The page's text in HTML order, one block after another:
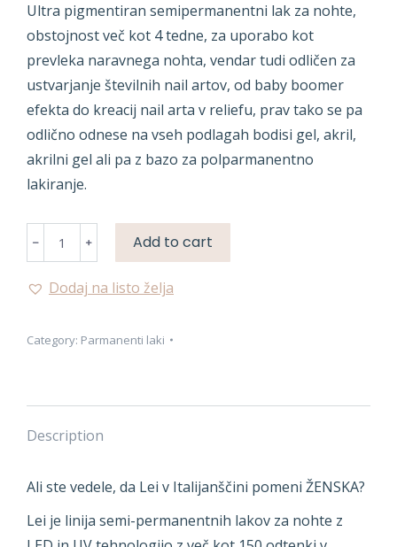
Ultra pigmentiran semipermanentni lak za nohte,
obstojnost več kot 4 tedne, za uporabo kot
prevleka naravnega nohta, vendar tudi odličen za
ustvarjanje številnih nail artov, od baby boomer
efekta do kreacij nail arta v reliefu, prav tako se pa
odlično odnese na vseh podlagah bodisi gel, akril,
akrilni gel ali pa z bazo za polparmanentno
lakiranje.
PARMANENTNA
BARVA
quantity
Add to cart
Dodaj na listo želja
Category: Parmanenti laki
Description
Ali ste vedele, da Lei v Italijanščini pomeni ŽENSKA?
Lei je linija semi-permanentnih lakov za nohte z